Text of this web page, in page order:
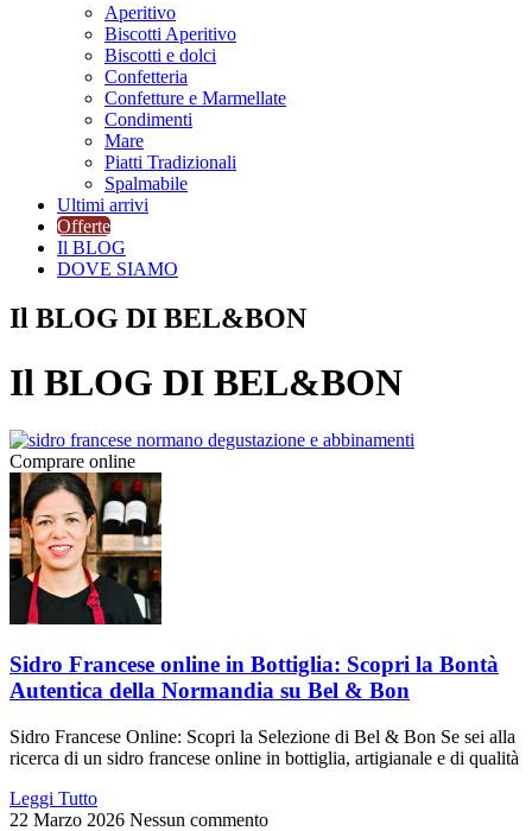
Aperitivo
Biscotti Aperitivo
Biscotti e dolci
Confetteria
Confetture e Marmellate
Condimenti
Mare
Piatti Tradizionali
Spalmabile
Ultimi arrivi
Offerte
Il BLOG
DOVE SIAMO
Il BLOG DI BEL&BON
Il BLOG DI BEL&BON
Comprare online
Sidro Francese online in Bottiglia: Scopri la Bontà
Autentica della Normandia su Bel & Bon
Sidro Francese Online: Scopri la Selezione di Bel & Bon Se sei alla
ricerca di un sidro francese online in bottiglia, artigianale e di qualità
Leggi Tutto
22 Marzo 2026 Nessun commento